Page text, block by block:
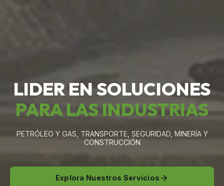
LIDER EN SOLUCIONES
PARA LAS INDUSTRIAS
PETRÓLEO Y GAS, TRANSPORTE, SEGURIDAD, MINERÍA Y
CONSTRUCCIÓN
Explora Nuestros Servicios